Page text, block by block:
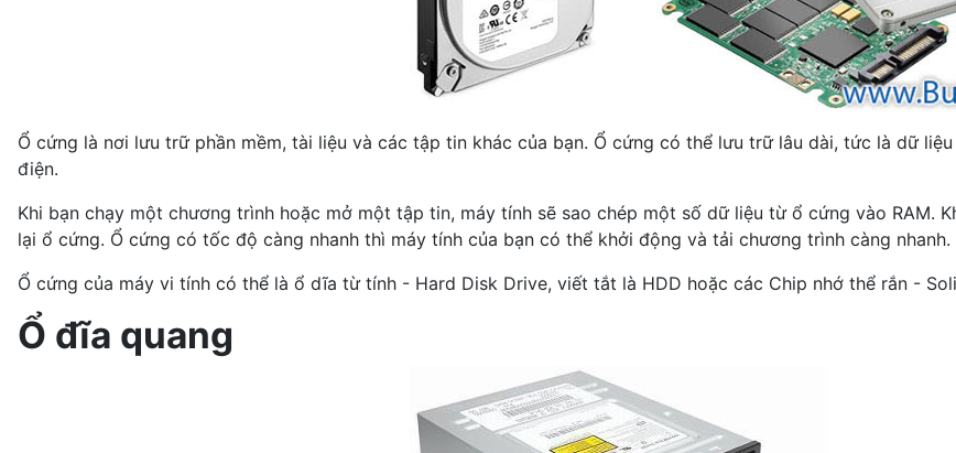
Ổ cứng là nơi lưu trữ phần mềm, tài liệu và các tập tin khác của bạn. Ổ cứng có thể lưu trữ lâu dài, tức là dữ
điện.
Khi bạn chạy một chương trình hoặc mở một tập tin, máy tính sẽ sao chép một số dữ liệu từ ổ cứng vào RAM.
lại ổ cứng. Ổ cứng có tốc độ càng nhanh thì máy tính của bạn có thể khởi động và tải chương trình càng nhanh.
Ổ cứng của máy vi tính có thể là ổ dĩa từ tính - Hard Disk Drive, viết tắt là HDD hoặc các Chip nhớ thể rắn -
Ổ đĩa quang